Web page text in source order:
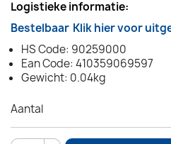
Logistieke informatie:
Bestelbaar Klik hier voor
HS Code: 90259000
Ean Code: 410359069597
Gewicht: 0.04kg
Aantal